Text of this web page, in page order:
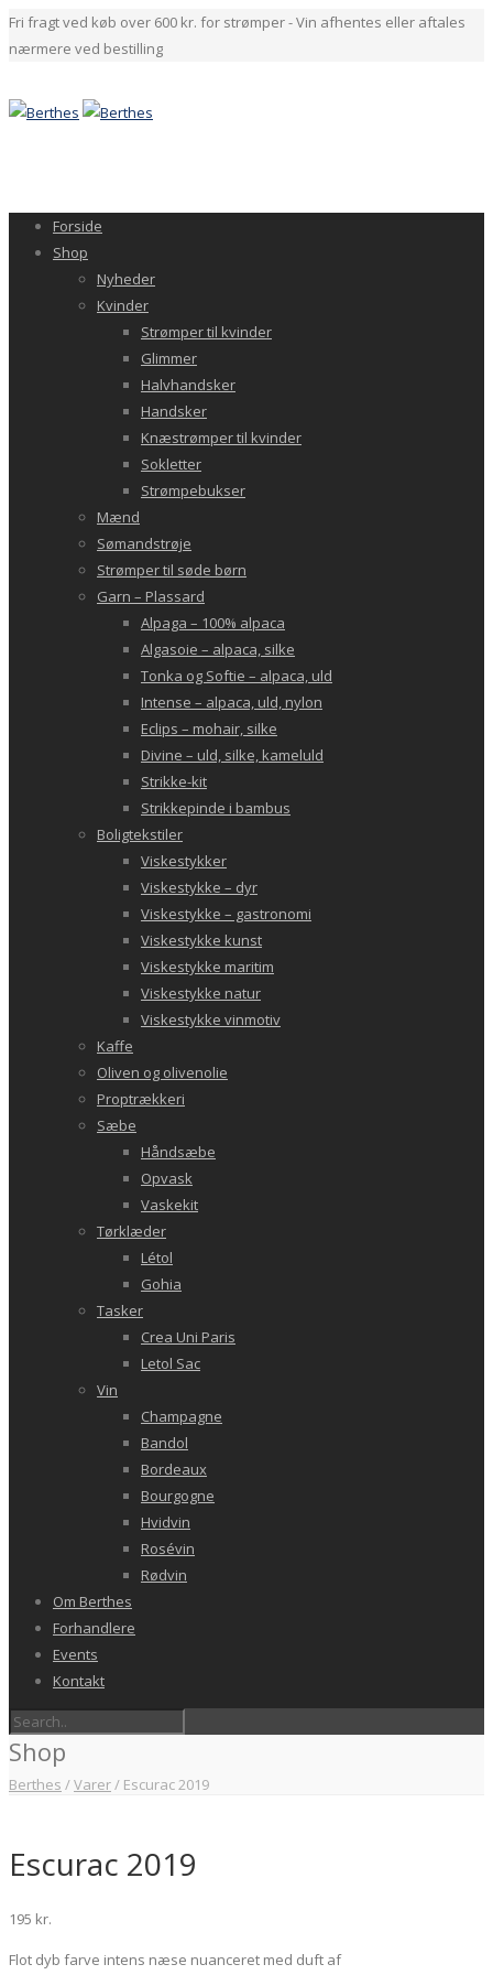
Fri fragt ved køb over 600 kr. for strømper - Vin afhentes eller aftales
nærmere ved bestilling
Forside
Shop
Nyheder
Kvinder
Strømper til kvinder
Glimmer
Halvhandsker
Handsker
Knæstrømper til kvinder
Sokletter
Strømpebukser
Mænd
Sømandstrøje
Strømper til søde børn
Garn – Plassard
Alpaga – 100% alpaca
Algasoie – alpaca, silke
Tonka og Softie – alpaca, uld
Intense – alpaca, uld, nylon
Eclips – mohair, silke
Divine – uld, silke, kameluld
Strikke-kit
Strikkepinde i bambus
Boligtekstiler
Viskestykker
Viskestykke – dyr
Viskestykke – gastronomi
Viskestykke kunst
Viskestykke maritim
Viskestykke natur
Viskestykke vinmotiv
Kaffe
Oliven og olivenolie
Proptrækkeri
Sæbe
Håndsæbe
Opvask
Vaskekit
Tørklæder
Létol
Gohia
Tasker
Crea Uni Paris
Letol Sac
Vin
Champagne
Bandol
Bordeaux
Bourgogne
Hvidvin
Rosévin
Rødvin
Om Berthes
Forhandlere
Events
Kontakt
Shop
Berthes /Varer/ Escurac 2019
Escurac 2019
195 kr.
Flot dyb farve intens næse nuanceret med duft af